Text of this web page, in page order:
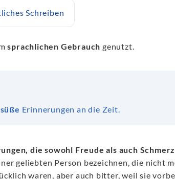
Schreiben
sprachlichen Gebrauch genutzt.
Erinnerungen an die Zeit.
die sowohl Freude als auch Schmerz
geliebten Person bezeichnen, die nicht
waren, aber auch bitter, weil sie